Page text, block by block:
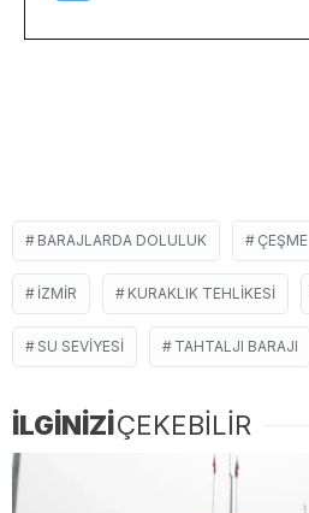
BARAJLARDA DOLULUK ÇEŞME
IZMIR KURAKLIK TEHLIKESI
SU SEVIYESI TAHTALJI BARAJI
İLGİNİZİÇEKEBİLİR